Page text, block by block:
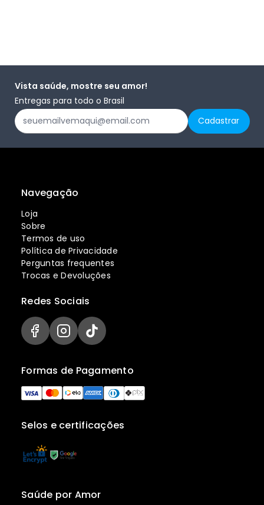
Vista saúde, mostre seu amor!
Entregas para todo o Brasil
Navegação
Loja
Sobre
Termos de uso
Política de Privacidade
Perguntas frequentes
Trocas e Devoluções
Selos e certificações
Formas de Pagamento
Redes Sociais
Saúde por Amor